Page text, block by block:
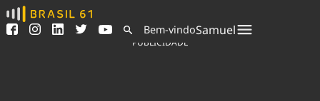
Ver todas as notícias
Podcasts
Indicadores
Bem-vindoSamuel
PUBLICIDADE